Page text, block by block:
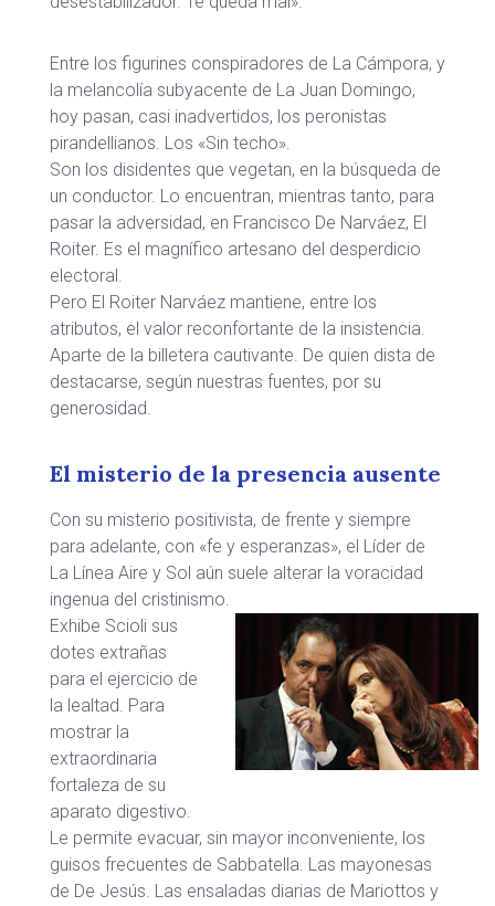
Entre los figurines conspiradores de La Cámpora, y
la melancolía subyacente de La Juan Domingo,
hoy pasan, casi inadvertidos, los peronistas
pirandellianos. Los «Sin techo».
Son los disidentes que vegetan, en la búsqueda de
un conductor. Lo encuentran, mientras tanto, para
pasar la adversidad, en Francisco De Narváez, El
Roiter. Es el magnífico artesano del desperdicio
electoral.
Pero El Roiter Narváez mantiene, entre los
atributos, el valor reconfortante de la insistencia.
Aparte de la billetera cautivante. De quien dista de
destacarse, según nuestras fuentes, por su
generosidad.
El misterio de la presencia ausente
Con su misterio positivista, de frente y siempre
para adelante, con «fe y esperanzas», el Líder de
La Línea Aire y Sol aún suele alterar la voracidad
ingenua del cristinismo.
Exhibe Scioli sus
dotes extrañas
para el ejercicio de
la lealtad. Para
mostrar la
extraordinaria
fortaleza de su
aparato digestivo.
Le permite evacuar, sin mayor inconveniente, los
guisos frecuentes de Sabbatella. Las mayonesas
de De Jesús. Las ensaladas diarias de Mariottos y